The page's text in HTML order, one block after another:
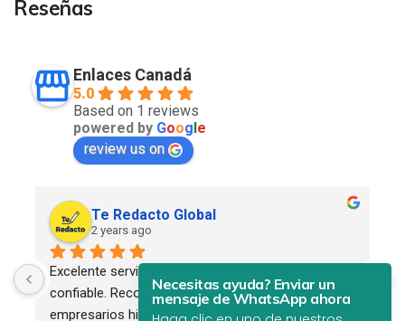
Reseñas
Enlaces Canadá
5.0
Based on 1 reviews
powered by Google
review us on
Te Redacto Global
2 years ago
Excelente servicio. Profesional, eficiente y
confiable. Recomendado para todos los
empresarios hispanos.
Necesitas ayuda? Enviar un
mensaje de WhatsApp ahora